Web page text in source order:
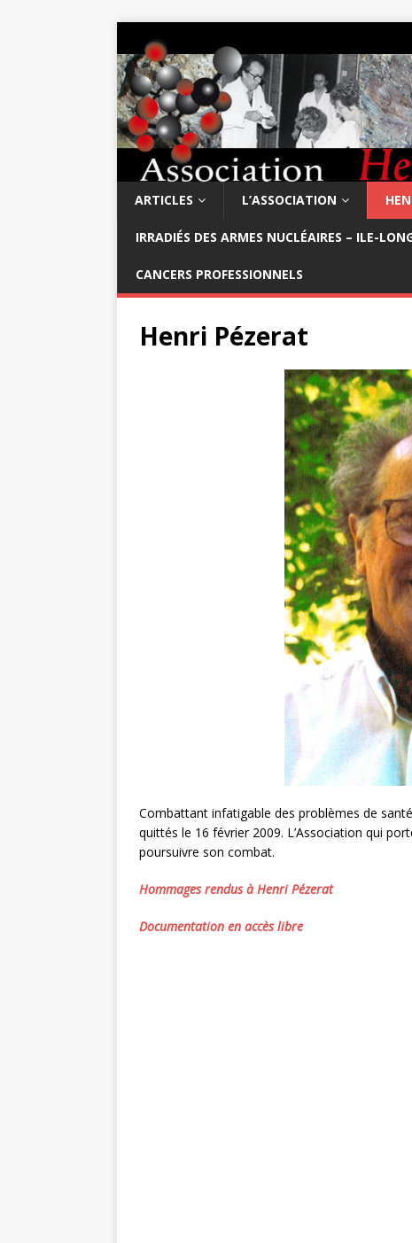
ARTICLES L’ASSOCIATION
IRRADIÉS DES ARMES NUCLÉAIRES – ILE-
CANCERS PROFESSIONNELS
Henri Pézerat
Combattant infatigable des problèmes de
quittés le 16 février 2009. L’Association qui
poursuivre son combat.
Hommages rendus à Henri Pézerat
Documentation en accès libre